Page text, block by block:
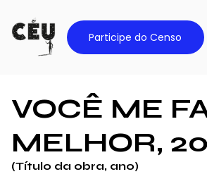
Participe do Censo
VOCÊ ME
MELHOR,
(Título da obra, ano)